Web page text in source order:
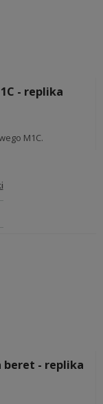
- replika
M1C.
beret - replika